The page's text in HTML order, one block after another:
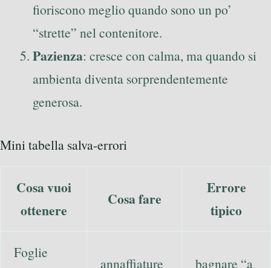
fioriscono meglio quando sono un po’
“strette” nel contenitore.
Pazienza: cresce con calma, ma quando si
ambienta diventa sorprendentemente
generosa.
Mini tabella salva-errori
Cosa vuoi
ottenere
Cosa fare
Errore
tipico
Foglie
annaffiature
bagnare “a